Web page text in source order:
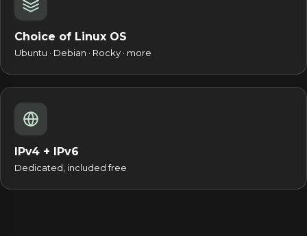
Choice of Linux OS
Ubuntu · Debian · Rocky · more
IPv4 + IPv6
Dedicated, included free